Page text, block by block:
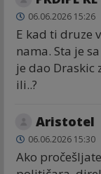
06.06.2026 15:26
E kad ti druze
nama. Sta je
je dao Draskic
ili..?
Aristotel
06.06.2026 15:30
Ako